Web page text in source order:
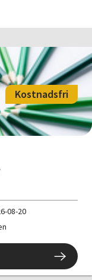
Kostnadsfri
08-20